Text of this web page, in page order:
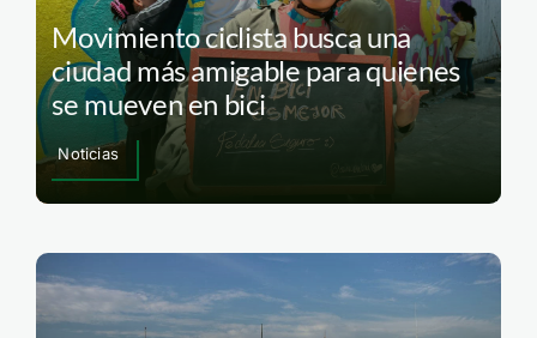
Movimiento ciclista busca una
ciudad más amigable para quienes
se mueven en bici
Noticias